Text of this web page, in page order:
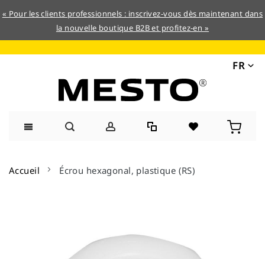
« Pour les clients professionnels : inscrivez-vous dès maintenant dans
la nouvelle boutique B2B et profitez-en »
FR
contenu
Accueil Écrou hexagonal, plastique (RS)